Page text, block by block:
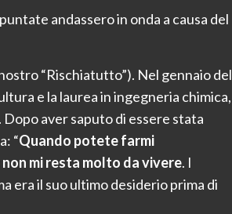
andassero in onda a causa del
“Rischiatutto”). Nel gennaio del
e la laurea in ingegneria chimica,
aver saputo di essere stata
“Quando potete farmi
mi resta molto da vivere. I
era il suo ultimo desiderio prima di